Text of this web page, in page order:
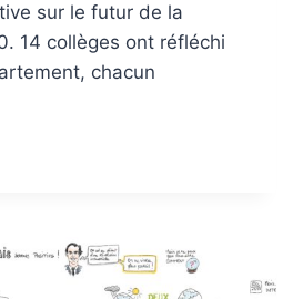
sur le futur de la
14 collèges ont réfléchi
chacun